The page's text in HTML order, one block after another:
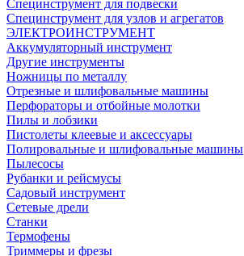
Специнструмент для подвески
Специнструмент для узлов и агрегатов
ЭЛЕКТРОИНСТРУМЕНТ
Аккумуляторный инструмент
Другие инструменты
Ножницы по металлу
Отрезные и шлифовальные машины
Перфораторы и отбойные молотки
Пилы и лобзики
Пистолеты клеевые и аксессуары
Полировальные и шлифовальные машины
Пылесосы
Рубанки и рейсмусы
Садовый инструмент
Сетевые дрели
Станки
Термофены
Триммеры и фрезы